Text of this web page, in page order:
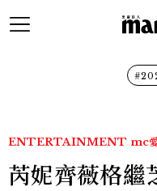
ENTERTAINMENT mc
芮妮齊薇格繼